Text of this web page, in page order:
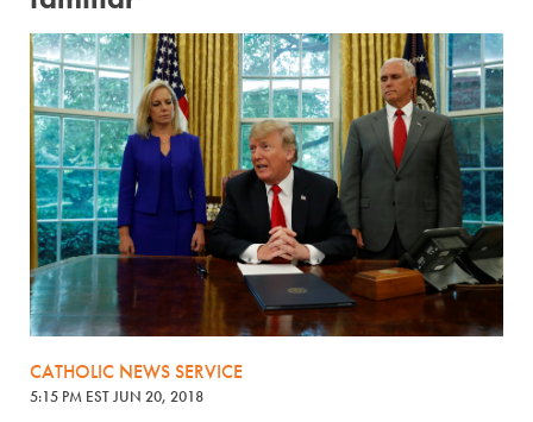
CATHOLIC NEWS SERVICE
5:15 PM EST JUN 20, 2018